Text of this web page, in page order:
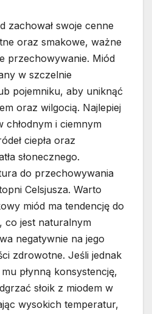
zachował swoje cenne
oraz smakowe, ważne
przechowywanie. Miód
w szczelnie
pojemniku, aby uniknąć
oraz wilgocią. Najlepiej
i ciemnym
ciepła oraz
słonecznego.
do przechowywania
Celsjusza. Warto
miód ma tendencję do
co jest naturalnym
negatywnie na jego
zdrowotne. Jeśli jednak
płynną konsystencję,
słoik z miodem w
wysokich temperatur,